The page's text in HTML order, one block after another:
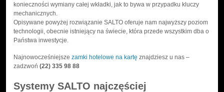
konieczności wymiany całej wkładki, jak to bywa w przypadku kluczy
mechanicznych.
Opisywane powyżej rozwiązanie SALTO oferuje nam najwyższy poziom
technologii, obecnie istniejący na świecie, która przede wszystkim dba o
Państwa inwestycje.
Najnowocześniejsze zamki hotelowe na kartę znajdziesz u nas –
zadzwoń (22) 335 98 88
Systemy SALTO najczęściej